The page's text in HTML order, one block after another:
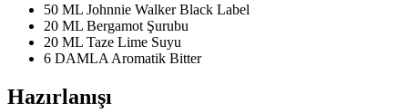
50 ML Johnnie Walker Black Label
20 ML Bergamot Şurubu
20 ML Taze Lime Suyu
6 DAMLA Aromatik Bitter
Hazırlanışı